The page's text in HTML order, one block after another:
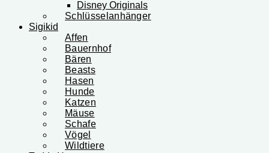
Disney Originals
Schlüsselanhänger
Sigikid
Affen
Bauernhof
Bären
Beasts
Hasen
Hunde
Katzen
Mäuse
Schafe
Vögel
Wildtiere